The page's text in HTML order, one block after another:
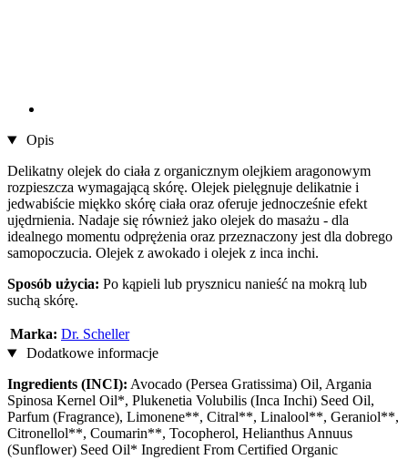
Opis
Delikatny olejek do ciała z organicznym olejkiem aragonowym
rozpieszcza wymagającą skórę. Olejek pielęgnuje delikatnie i
jedwabiście miękko skórę ciała oraz oferuje jednocześnie efekt
ujędrnienia. Nadaje się również jako olejek do masażu - dla
idealnego momentu odprężenia oraz przeznaczony jest dla dobrego
samopoczucia. Olejek z awokado i olejek z inca inchi.
Sposób użycia: Po kąpieli lub prysznicu nanieść na mokrą lub
suchą skórę.
Marka: Dr. Scheller
Dodatkowe informacje
Ingredients (INCI): Avocado (Persea Gratissima) Oil, Argania
Spinosa Kernel Oil*, Plukenetia Volubilis (Inca Inchi) Seed Oil,
Parfum (Fragrance), Limonene**, Citral**, Linalool**, Geraniol**,
Citronellol**, Coumarin**, Tocopherol, Helianthus Annuus
(Sunflower) Seed Oil* Ingredient From Certified Organic